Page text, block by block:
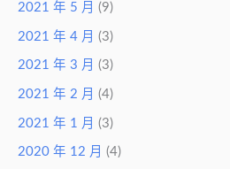
2021 年 5 月 (9)
2021 年 4 月 (3)
2021 年 3 月 (3)
2021 年 2 月 (4)
2021 年 1 月 (3)
2020 年 12 月 (4)